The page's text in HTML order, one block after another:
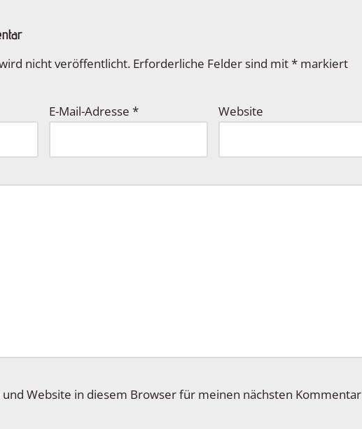
nicht veröffentlicht. Erforderliche Felder sind mit* markiert
E-Mail-Adresse* Website
und Website in diesem Browser für meinen nächsten Kommentar